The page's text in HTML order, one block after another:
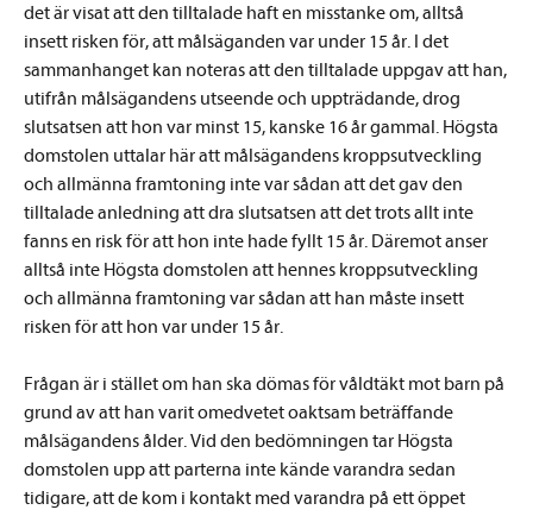
det är visat att den tilltalade haft en misstanke om, alltså
insett risken för, att målsäganden var under 15 år. I det
sammanhanget kan noteras att den tilltalade uppgav att han,
utifrån målsägandens utseende och uppträdande, drog
slutsatsen att hon var minst 15, kanske 16 år gammal. Högsta
domstolen uttalar här att målsägandens kroppsutveckling
och allmänna framtoning inte var sådan att det gav den
tilltalade anledning att dra slutsatsen att det trots allt inte
fanns en risk för att hon inte hade fyllt 15 år. Däremot anser
alltså inte Högsta domstolen att hennes kroppsutveckling
och allmänna framtoning var sådan att han måste insett
risken för att hon var under 15 år.
Frågan är i stället om han ska dömas för våldtäkt mot barn på
grund av att han varit omedvetet oaktsam beträffande
målsägandens ålder. Vid den bedömningen tar Högsta
domstolen upp att parterna inte kände varandra sedan
tidigare, att de kom i kontakt med varandra på ett öppet